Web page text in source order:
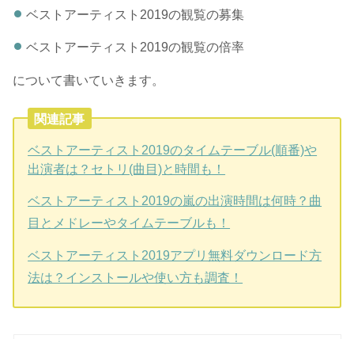
ベストアーティスト2019の観覧の募集
ベストアーティスト2019の観覧の倍率
について書いていきます。
関連記事
ベストアーティスト2019のタイムテーブル(順番)や
出演者は？セトリ(曲目)と時間も！
ベストアーティスト2019の嵐の出演時間は何時？曲
目とメドレーやタイムテーブルも！
ベストアーティスト2019アプリ無料ダウンロード方
法は？インストールや使い方も調査！